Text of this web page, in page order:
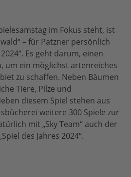
im Fokus steht, ist
– für Patzner persönlich
Es geht darum, einen
um ein möglichst artenreiches
zu schaffen. Neben Bäumen
Tiere, Pilze und
diesem Spiel stehen aus
weitere 300 Spiele zur
mit „Sky Team“ auch der
des Jahres 2024“.